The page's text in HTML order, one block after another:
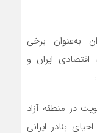
به‌عنوان برخی
ایران و
در منطقه آزاد
بنادر ایرانی